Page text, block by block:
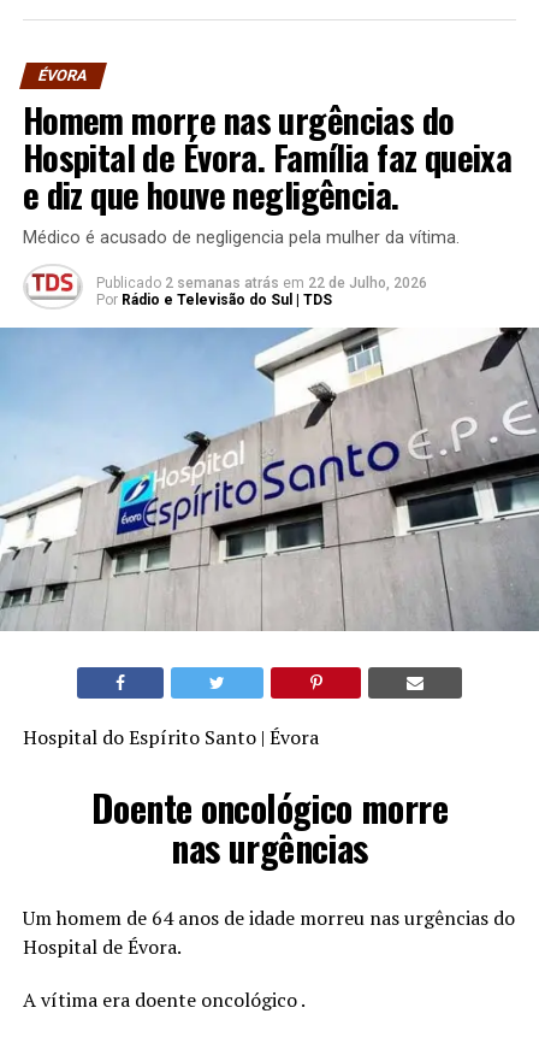
ÉVORA
Homem morre nas urgências do
Hospital de Évora. Família faz queixa
e diz que houve negligência.
Médico é acusado de negligencia pela mulher da vítima.
Publicado 2 semanas atrás em 22 de Julho, 2026
Por Rádio e Televisão do Sul | TDS
Hospital do Espírito Santo | Évora
Doente oncológico morre
nas urgências
Um homem de 64 anos de idade morreu nas urgências do
Hospital de Évora.
A vítima era doente oncológico .